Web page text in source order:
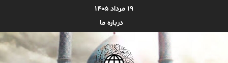
۱۹ مرداد ۱۴۰۵
درباره ما